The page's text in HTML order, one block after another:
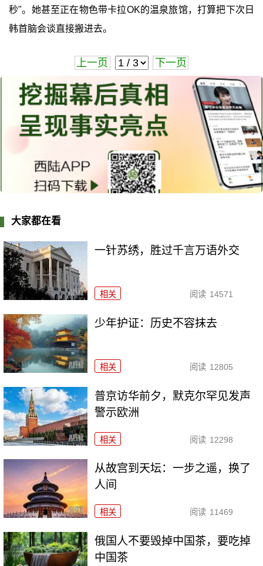
秒"。她甚至正在物色带卡拉OK的温泉旅馆，打算把下次日
韩首脑会谈直接搬进去。
上一页 下一页
大家都在看
一针苏绣，胜过千言万语外交
相关 阅读 14571
少年护证：历史不容抹去
相关 阅读 12805
普京访华前夕，默克尔罕见发声
警示欧洲
相关 阅读 12298
从故宫到天坛：一步之遥，换了
人间
相关 阅读 11469
俄国人不要毁掉中国茶，要吃掉
中国茶